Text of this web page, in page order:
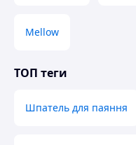
Mellow
ТОП теги
Шпатель для паяння